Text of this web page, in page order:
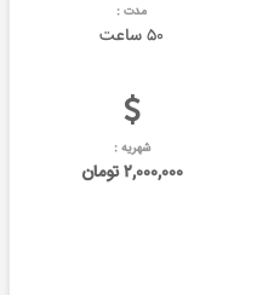
مدت :
۵۰ ساعت
شهریه :
۲,۰۰۰,۰۰۰ تومان